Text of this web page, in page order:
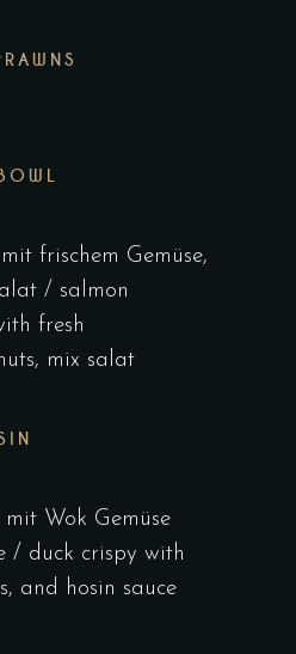
frischem Gemüse,
/ salmon
fresh
mix salat
Wok Gemüse
/ duck crispy with
and hosin sauce